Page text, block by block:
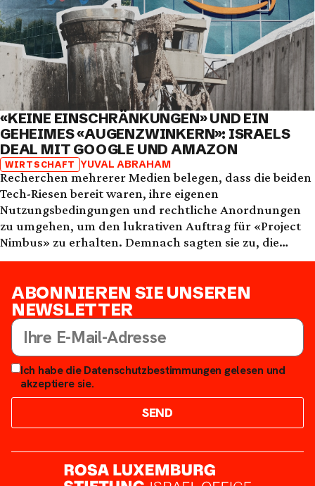
«KEINE EINSCHRÄNKUNGEN» UND EIN
GEHEIMES «AUGENZWINKERN»: ISRAELS
DEAL MIT GOOGLE UND AMAZON
WIRTSCHAFT YUVAL ABRAHAM
Recherchen mehrerer Medien belegen, dass die beiden
Tech-Riesen bereit waren, ihre eigenen
Nutzungsbedingungen und rechtliche Anordnungen
zu umgehen, um den lukrativen Auftrag für «Project
Nimbus» zu erhalten. Demnach sagten sie zu, die
israelische Regierung heimlich zu warnen, sollte ein
verlangen, die Israel betreffen
ABONNIEREN SIE UNSEREN
NEWSLETTER
Ich habe die Datenschutzbestimmungen gelesen und
akzeptiere sie.
SEND